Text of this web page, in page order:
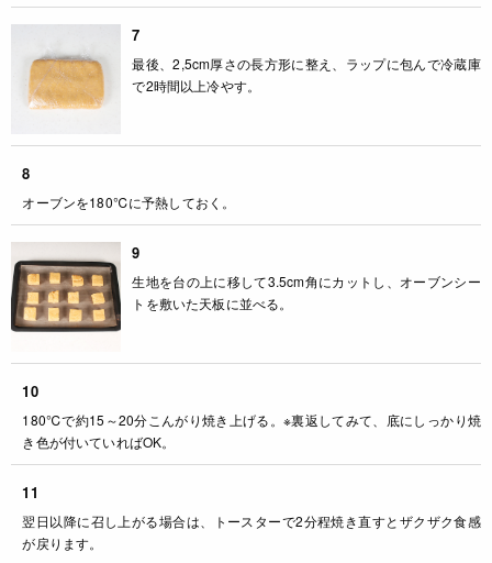
7
最後、2,5cm厚さの長方形に整え、ラップに包んで冷蔵庫
で2時間以上冷やす。
8
オーブンを180℃に予熱しておく。
9
生地を台の上に移して3.5cm角にカットし、オーブンシー
トを敷いた天板に並べる。
10
180℃で約15～20分こんがり焼き上げる。※裏返してみて、底にしっかり焼
き色が付いていればOK。
11
翌日以降に召し上がる場合は、トースターで2分程焼き直すとザクザク食感
が戻ります。